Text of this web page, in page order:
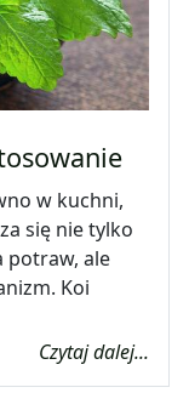
w kuchni,
się nie tylko
potraw, ale
Koi
Czytaj dalej...